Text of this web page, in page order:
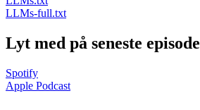
LLMs-full.txt
Lyt med på seneste episode
Spotify
Apple Podcast